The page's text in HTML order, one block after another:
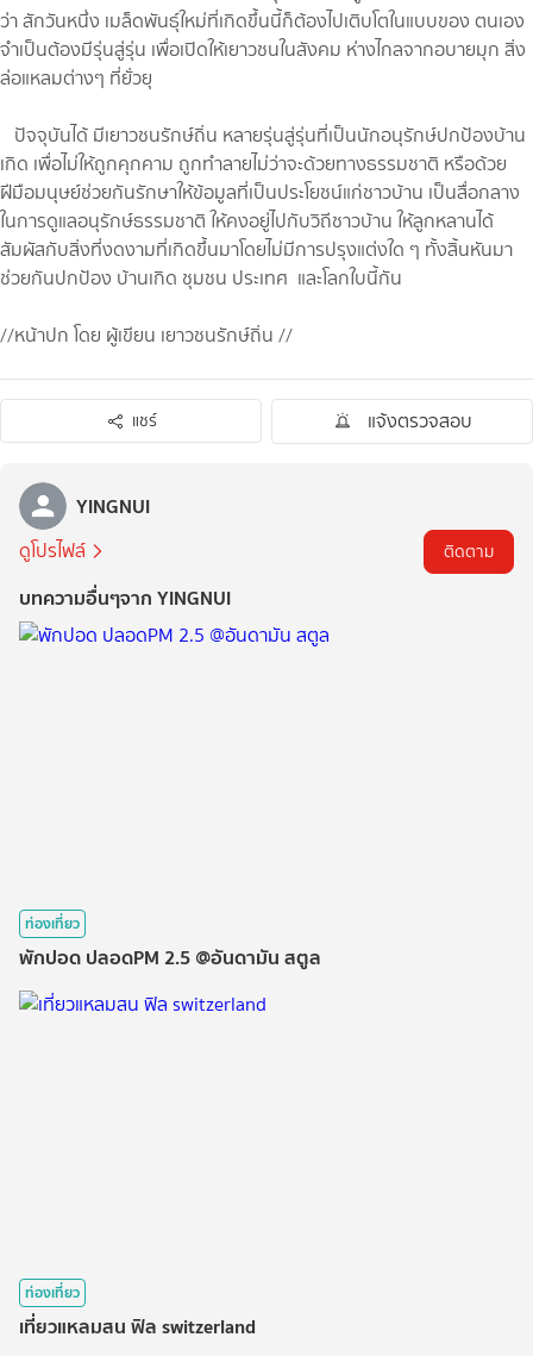
ว่า สักวันหนึ่ง เมล็ดพันธ์ุใหม่ที่เกิดขึ้นนี้ก็ต้องไปเติบโตในแบบของ ตนเอง
จำเป็นต้องมีรุ่นสู่รุ่น เพื่อเปิดให้เยาวชนในสังคม ห่างไกลจากอบายมุก สิ่ง
ล่อแหลมต่างๆ ที่ยั่วยุ
ปัจจุบันได้ มีเยาวชนรักษ์ถิ่น หลายรุ่นสู่รุ่นที่เป็นนักอนุรักษ์ปกป้องบ้าน
เกิด เพื่อไม่ให้ถูกคุกคาม ถูกทำลายไม่ว่าจะด้วยทางธรรมชาติ หรือด้วย
ฝีมือมนุษย์ช่วยกันรักษาให้ข้อมูลที่เป็นประโยชน์แก่ชาวบ้าน เป็นสื่อกลาง
ในการดูแลอนุรักษ์ธรรมชาติ ให้คงอยู่ไปกับวิถีชาวบ้าน ให้ลูกหลานได้
สัมผัสกับสิ่งที่งดงามที่เกิดขึ้นมาโดยไม่มีการปรุงแต่งใด ๆ ทั้งสิ้นหันมา
ช่วยกันปกป้อง บ้านเกิด ชุมชน ประเทศ และโลกใบนี้กัน
//หน้าปก โดย ผู้เขียน เยาวชนรักษ์ถิ่น //
แชร์ แจ้งตรวจสอบ
YINGNUI
ดูโปรไฟล์ ติดตาม
บทความอื่นๆจาก YINGNUI
ท่องเที่ยว
พักปอด​ ปลอด​PM​ 2.5 @อันดามัน สตูล
ท่องเที่ยว
เที่ยวแหลมสน ฟิล switzerland